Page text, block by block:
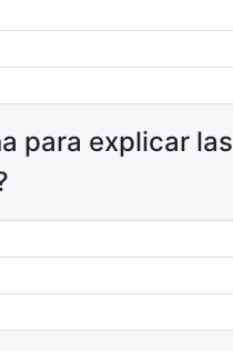
para explicar las